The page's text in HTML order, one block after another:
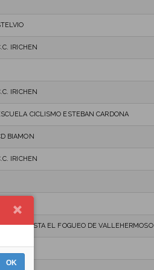
IRICHEN
IRICHEN
CICLISMO ESTEBAN CARDONA
BIAMON
IRICHEN
CICLISTA EL FOGUEO DE VALLEHERMOSO
OK